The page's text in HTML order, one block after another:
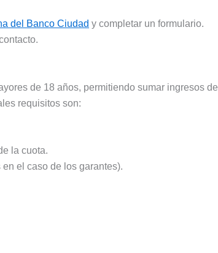
del Banco Ciudad y completar un formulario.
de 18 años, permitiendo sumar ingresos de
requisitos son:
la cuota.
el caso de los garantes).